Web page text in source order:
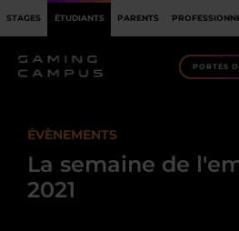
STAGES ÉTUDIANTS PARENTS
PORTES
ÉVÈNEMENTS
La semaine de
2021